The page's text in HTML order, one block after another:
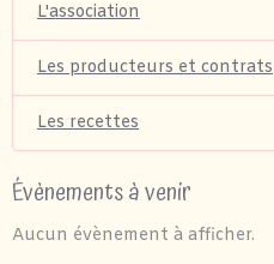
L'association
Les producteurs et contrats
Les recettes
Évènements à venir
Aucun évènement à afficher.